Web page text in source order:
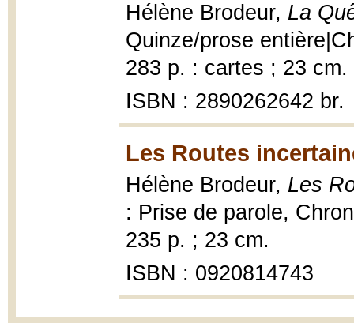
Hélène Brodeur, La
Quinze/prose
283 p. : cartes ; 23 cm.
ISBN : 2890262642 br.
Les Routes
Hélène Brodeur, Les
: Prise de parole,
235 p. ; 23 cm.
ISBN : 0920814743